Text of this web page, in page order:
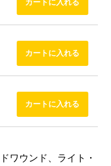
ワウンド、ライト・